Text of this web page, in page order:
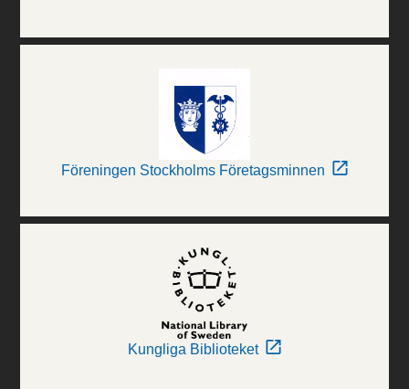
Föreningen Stockholms Företagsminnen
Kungliga Biblioteket